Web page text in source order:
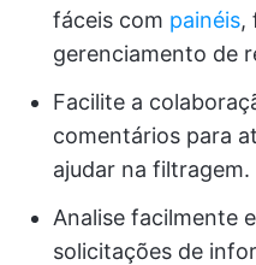
fáceis com painéis,
gerenciamento de
Facilite a
comentários para
ajudar na filtragem.
Analise facilmente
solicitações de